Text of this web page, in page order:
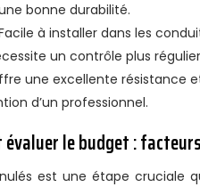
bonne durabilité.
à installer dans les
un contrôle plus
une excellente résistance
d’un professionnel.
le budget :
est une étape cruciale